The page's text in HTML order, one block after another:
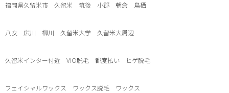
福岡県久留米市 久留米 筑後 小郡 朝倉 鳥栖
八女 広川 柳川 久留米大学 久留米大周辺
久留米インター付近 VIO脱毛 都度払い ヒゲ脱毛
フェイシャルワックス ワックス脱毛 ワックス